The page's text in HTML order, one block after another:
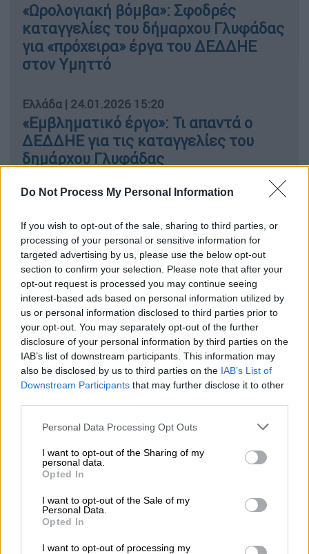
Do Not Process My Personal Information
If you wish to opt-out of the sale, sharing to third parties, or
processing of your personal or sensitive information for
targeted advertising by us, please use the below opt-out
section to confirm your selection. Please note that after your
opt-out request is processed you may continue seeing
interest-based ads based on personal information utilized by
us or personal information disclosed to third parties prior to
your opt-out. You may separately opt-out of the further
disclosure of your personal information by third parties on the
IAB’s list of downstream participants. This information may
also be disclosed by us to third parties on the IAB’s List of
Downstream Participants that may further disclose it to other
Please note that this website/app uses one or more Google
not limited to your visit or usage behaviour. You may click to
grant or deny consent to Google and its third-party tags to
use your data for below specified purposes in below Google
consent section.
Personal Data Processing Opt Outs
I want to opt-out of the Sharing of my
personal data.
Opted In
I want to opt-out of the Sale of my
Personal Data.
Opted In
I want to opt-out of processing my
«Ωρολογιακή βόμβα»: Σφοδρές
καταγγελίες του δήμαρχου Γλυφάδας
για «πρόχειρα» έργα του ΔΕΔΔΗΕ
στον Υμηττό
Ελλάδα | 24.01.2026 15:20
«Εμβληματικό έργο»: Τι απαντά ο
ΔΕΔΔΗΕ για τις καταγγελίες του
δημάρχου Γλυφάδας
«Ο ΔΕΔΔΗΕ δεν προχώρησε
σε κανενός είδους εκσκαφή»
«Τασυνεργεία του ΔΕΔΔΗΕεξακολουθούν
να εργάζονται συνεχώς, προτεραιοποιώντας
την ασφάλεια των πολιτών και την
αδιάλειπτη ηλεκτροδότηση των
πλημμυροπαθών περιοχών.
Ανταποκρινόμενοι στηνεπείγουσα έκκληση
του Δήμου Γλυφάδας«να μαζευτούν τα
υπάλληλοι του ΔΕΔΔΗΕ πραγματοποίησαν
μεθοδικάτις απαραίτητες εργασίες
καθαρισμού στο σημείο που βρίσκονται
εγκατεστημένα τα εν λόγω καλώδια, το
οποίο και είχε διαβρωθεί από τα έντονα
πλημμυρικά φαινόμενα της 21ης Ιανουαρίου.
Με στόχο την αποκατάσταση των ζημιών,